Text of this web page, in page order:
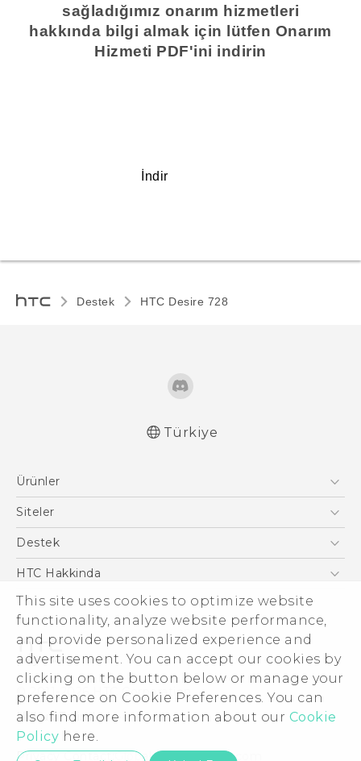
This site uses cookies to optimize website
functionality, analyze website performance,
and provide personalized experience and
advertisement. You can accept our cookies by
clicking on the button below or manage your
preference on Cookie Preferences. You can
also find more information about our Cookie
Policy here.
sağladığımız onarım hizmetleri
hakkında bilgi almak için lütfen Onarım
Hizmeti PDF'ini indirin
İndir
Destek HTC Desire 728‎
Türk - Güvenlik vedüzenleme kılavuzu
Türkiye
Ürünler
Akıllı Telefonlar
VIVE
Siteler
HTC Dev
Destek
Destek Merkezi
HTC Hakkinda
ESG
Yatırımcı (İNGİLİZCE)
Gizlilik Politikası
Ürün Güvenliği
Cookie Preferences
İnsan kaynakları
Security and Privacy Whitepaper
© 2011-2026 HTC Corporation
Hukuk Terimleri
Privacy Contact:Global-Privacy@htc.com